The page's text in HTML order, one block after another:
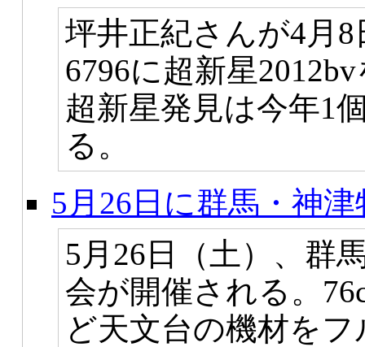
坪井正紀さんが4月
6796に超新星
超新星発見は今年1
る。
5月26日に群馬・神
5月26日（土）、群
会が開催される。
ど天文台の機材を